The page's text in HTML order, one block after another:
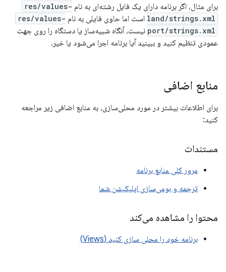
برای مثال، اگر برنامه دارای یک فایل رشته‌ای به نام res/values-
land/strings.xml است اما حاوی فایلی به نام res/values-
port/strings.xml نیست، آنگاه شبیه‌ساز یا دستگاه را روی جهت
عمودی تنظیم کنید و ببینید آیا برنامه اجرا می‌شود یا خیر.
منابع اضافی
برای اطلاعات بیشتر در مورد محلی‌سازی، به منابع اضافی زیر مراجعه
کنید:
مستندات
مرور کلی منابع برنامه
ترجمه و بومی‌سازی اپلیکیشن شما
محتوا را مشاهده می‌کند
برنامه خود را محلی سازی کنید (Views)